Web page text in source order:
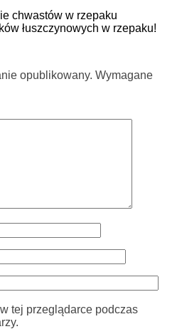
chwastów w rzepaku
łuszczynowych w rzepaku!
opublikowany. Wymagane
tej przeglądarce podczas